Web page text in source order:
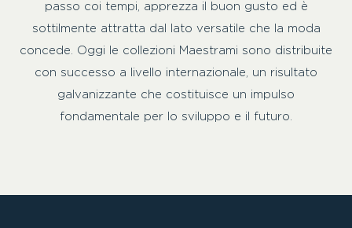
passo coi tempi, apprezza il buon gusto ed è
sottilmente attratta dal lato versatile che la moda
concede. Oggi le collezioni Maestrami sono distribuite
con successo a livello internazionale, un risultato
galvanizzante che costituisce un impulso
fondamentale per lo sviluppo e il futuro.